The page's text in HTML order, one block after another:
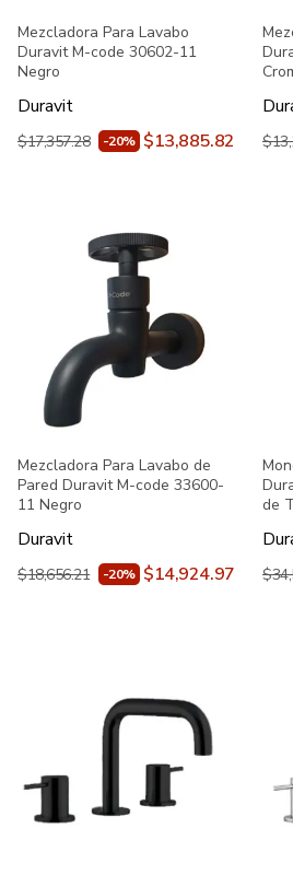
Mezcladora Para Lavabo
Duravit M-code 30602-11
Negro
Duravit
$17,357.28 -20% $13,885.82
Mezcladora Para Lavabo de
Pared Duravit M-code 33600-
11 Negro
Duravit
$18,656.21 -20% $14,924.97
de